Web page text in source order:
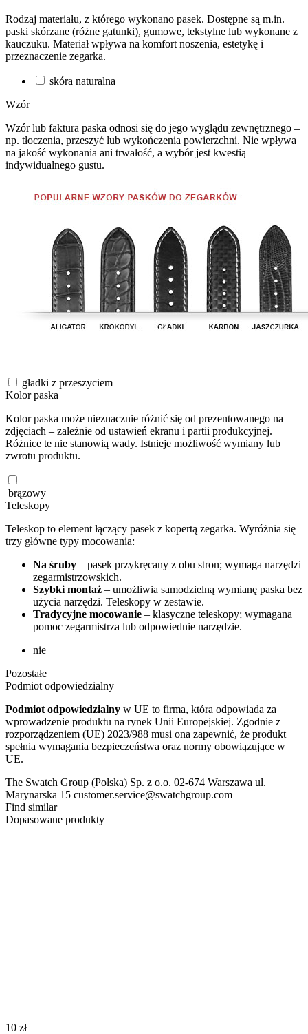
Rodzaj materiału, z którego wykonano pasek. Dostępne są m.in.
paski skórzane (różne gatunki), gumowe, tekstylne lub wykonane z
kauczuku. Materiał wpływa na komfort noszenia, estetykę i
przeznaczenie zegarka.
skóra naturalna
Wzór
Wzór lub faktura paska odnosi się do jego wyglądu zewnętrznego –
np. tłoczenia, przeszyć lub wykończenia powierzchni. Nie wpływa
na jakość wykonania ani trwałość, a wybór jest kwestią
indywidualnego gustu.
gładki z przeszyciem
Kolor paska
Kolor paska może nieznacznie różnić się od prezentowanego na
zdjęciach – zależnie od ustawień ekranu i partii produkcyjnej.
Różnice te nie stanowią wady. Istnieje możliwość wymiany lub
zwrotu produktu.
brązowy
Teleskopy
Teleskop to element łączący pasek z kopertą zegarka. Wyróżnia się
trzy główne typy mocowania:
Na śruby – pasek przykręcany z obu stron; wymaga narzędzi
zegarmistrzowskich.
Szybki montaż – umożliwia samodzielną wymianę paska bez
użycia narzędzi. Teleskopy w zestawie.
Tradycyjne mocowanie – klasyczne teleskopy; wymagana
pomoc zegarmistrza lub odpowiednie narzędzie.
nie
Pozostałe
Podmiot odpowiedzialny
Podmiot odpowiedzialny w UE to firma, która odpowiada za
wprowadzenie produktu na rynek Unii Europejskiej. Zgodnie z
rozporządzeniem (UE) 2023/988 musi ona zapewnić, że produkt
spełnia wymagania bezpieczeństwa oraz normy obowiązujące w
UE.
The Swatch Group (Polska) Sp. z o.o. 02-674 Warszawa ul.
Marynarska 15 customer.service@swatchgroup.com
Find similar
Dopasowane produkty
‍10‍ zł